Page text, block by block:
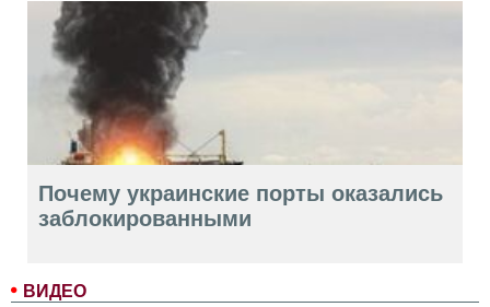
ВИДЕО
Почему украинские порты оказались
заблокированными